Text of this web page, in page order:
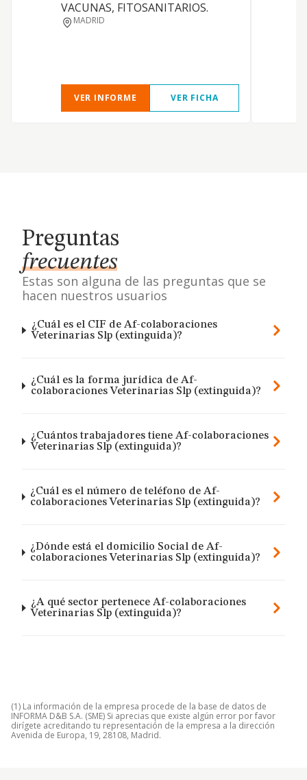
VACUNAS, FITOSANITARIOS.
MADRID
VER INFORME VER FICHA
Preguntas
frecuentes
Estas son alguna de las preguntas que se
hacen nuestros usuarios
¿Cuál es el CIF de Af-colaboraciones
Veterinarias Slp (extinguida)?
¿Cuál es la forma jurídica de Af-
colaboraciones Veterinarias Slp (extinguida)?
¿Cuántos trabajadores tiene Af-colaboraciones
Veterinarias Slp (extinguida)?
¿Cuál es el número de teléfono de Af-
colaboraciones Veterinarias Slp (extinguida)?
¿Dónde está el domicilio Social de Af-
colaboraciones Veterinarias Slp (extinguida)?
¿A qué sector pertenece Af-colaboraciones
Veterinarias Slp (extinguida)?
(1) La información de la empresa procede de la base de datos de
INFORMA D&B S.A. (SME) Si aprecias que existe algún error por favor
dirígete acreditando tu representación de la empresa a la dirección
Avenida de Europa, 19, 28108, Madrid.